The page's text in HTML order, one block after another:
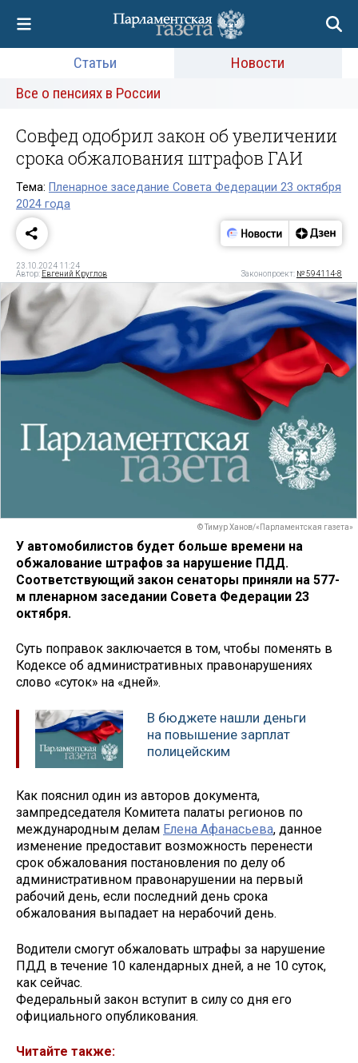
Статьи
Новости
Все о пенсиях в России
Совфед одобрил закон об увеличении
срока обжалования штрафов ГАИ
Тема: Пленарное заседание Совета Федерации 23 октября
2024 года
23.10.2024 11:24
Автор: Евгений Круглов Законопроект: № 594114-8
© Тимур Ханов/«Парламентская газета»
У автомобилистов будет больше времени на
обжалование штрафов за нарушение ПДД.
Соответствующий закон сенаторы приняли на 577-
м пленарном заседании Совета Федерации 23
октября.
Суть поправок заключается в том, чтобы поменять в
Кодексе об административных правонарушениях
слово «суток» на «дней».
В бюджете нашли деньги
на повышение зарплат
полицейским
Как пояснил один из авторов документа,
зампредседателя Комитета палаты регионов по
международным делам Елена Афанасьева, данное
изменение предоставит возможность перенести
срок обжалования постановления по делу об
административном правонарушении на первый
рабочий день, если последний день срока
обжалования выпадает на нерабочий день.
Водители смогут обжаловать штрафы за нарушение
ПДД в течение 10 календарных дней, а не 10 суток,
как сейчас.
Федеральный закон вступит в силу со дня его
официального опубликования.
Читайте также: